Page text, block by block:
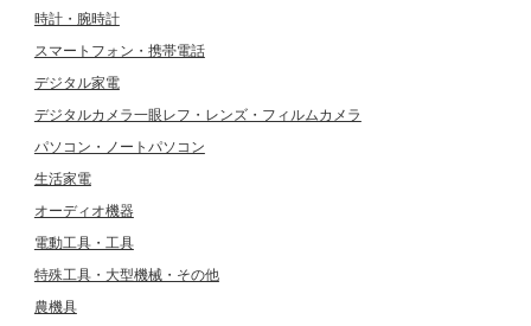
時計・腕時計
スマートフォン・携帯電話
デジタル家電
デジタルカメラ一眼レフ・レンズ・フィルムカメラ
パソコン・ノートパソコン
生活家電
オーディオ機器
電動工具・工具
特殊工具・大型機械・その他
農機具